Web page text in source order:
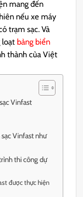
mang đến
nếu xe máy
trạm sạc. Và
loạt bảng biển
thành của Việt
Vinfast
Vinfast như
thi công dự
được thực hiện